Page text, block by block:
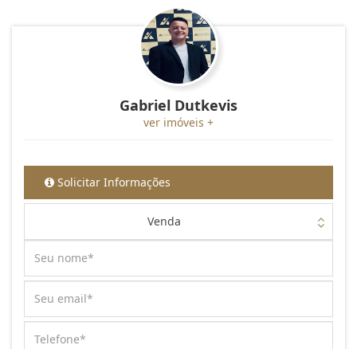
Gabriel Dutkevis
ver imóveis +
Solicitar Informações
Venda